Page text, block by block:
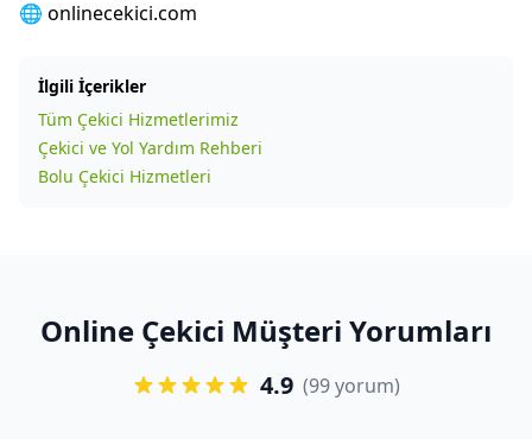
🌐 onlinecekici.com
İlgili İçerikler
Tüm Çekici Hizmetlerimiz
Çekici ve Yol Yardım Rehberi
Bolu Çekici Hizmetleri
Online Çekici Müşteri Yorumları
4.9 (99 yorum)